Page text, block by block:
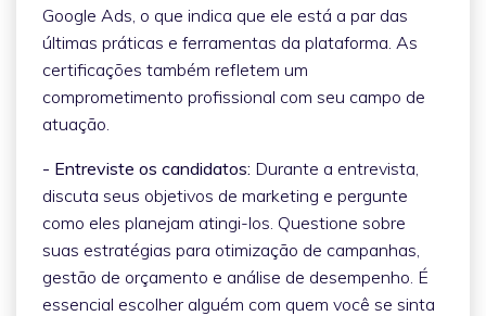
Google Ads, o que indica que ele está a par das
últimas práticas e ferramentas da plataforma. As
certificações também refletem um
comprometimento profissional com seu campo de
atuação.
- Entreviste os candidatos: Durante a entrevista,
discuta seus objetivos de marketing e pergunte
como eles planejam atingi-los. Questione sobre
suas estratégias para otimização de campanhas,
gestão de orçamento e análise de desempenho. É
essencial escolher alguém com quem você se sinta